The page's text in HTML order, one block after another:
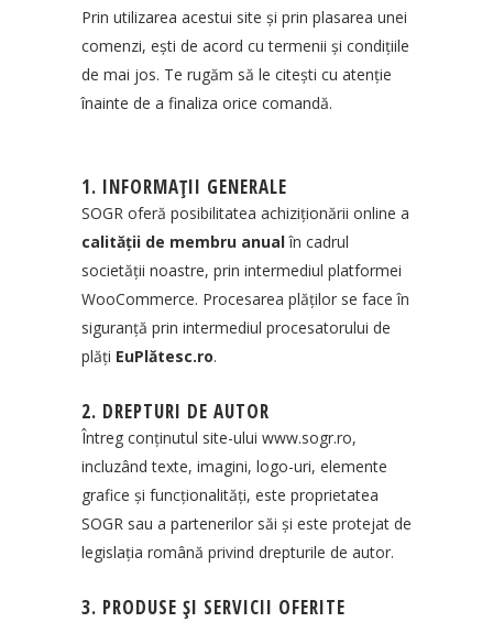
Prin utilizarea acestui site și prin plasarea unei
comenzi, ești de acord cu termenii și condițiile
de mai jos. Te rugăm să le citești cu atenție
înainte de a finaliza orice comandă.
1. INFORMAȚII GENERALE
SOGR oferă posibilitatea achiziționării online a
calității de membru anualîn cadrul
societății noastre, prin intermediul platformei
WooCommerce. Procesarea plăților se face în
siguranță prin intermediul procesatorului de
plăți EuPlătesc.ro.
2. DREPTURI DE AUTOR
Întreg conținutul site-ului www.sogr.ro,
incluzând texte, imagini, logo-uri, elemente
grafice și funcționalități, este proprietatea
SOGR sau a partenerilor săi și este protejat de
legislația română privind drepturile de autor.
3. PRODUSE ȘI SERVICII OFERITE